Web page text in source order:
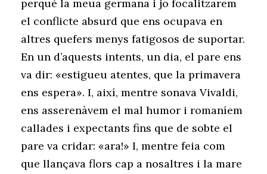
perquè la meua germana i jo focalitzarem
el conflicte absurd que ens ocupava en
altres quefers menys fatigosos de suportar.
En un d’aquests intents, un dia, el pare ens
va dir: «estigueu atentes, que la primavera
ens espera». I, així, mentre sonava Vivaldi,
ens asserenàvem el mal humor i romaníem
callades i expectants fins que de sobte el
pare va cridar: «ara!» I, mentre feia com
que llançava flors cap a nosaltres i la mare